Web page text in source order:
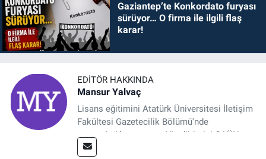
Gaziantep’te Konkordato furyası
sürüyor… O firma ile ilgili flaş
karar!
EDITÖR HAKKINDA
Mansur Yalvaç
Lisans eğitimini Atatürk Üniversitesi İletişim
Fakültesi Gazetecilik Bölümü'nde
tamamladıktan sonra, YL eğitimini GAÜN
Sosyal Bilimler Enstitüsü'nde İletişim ve T. D.